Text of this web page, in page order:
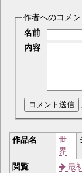
作者へのコメン
名前
内容
コメント送信
作品名
世
界
閲覧
最